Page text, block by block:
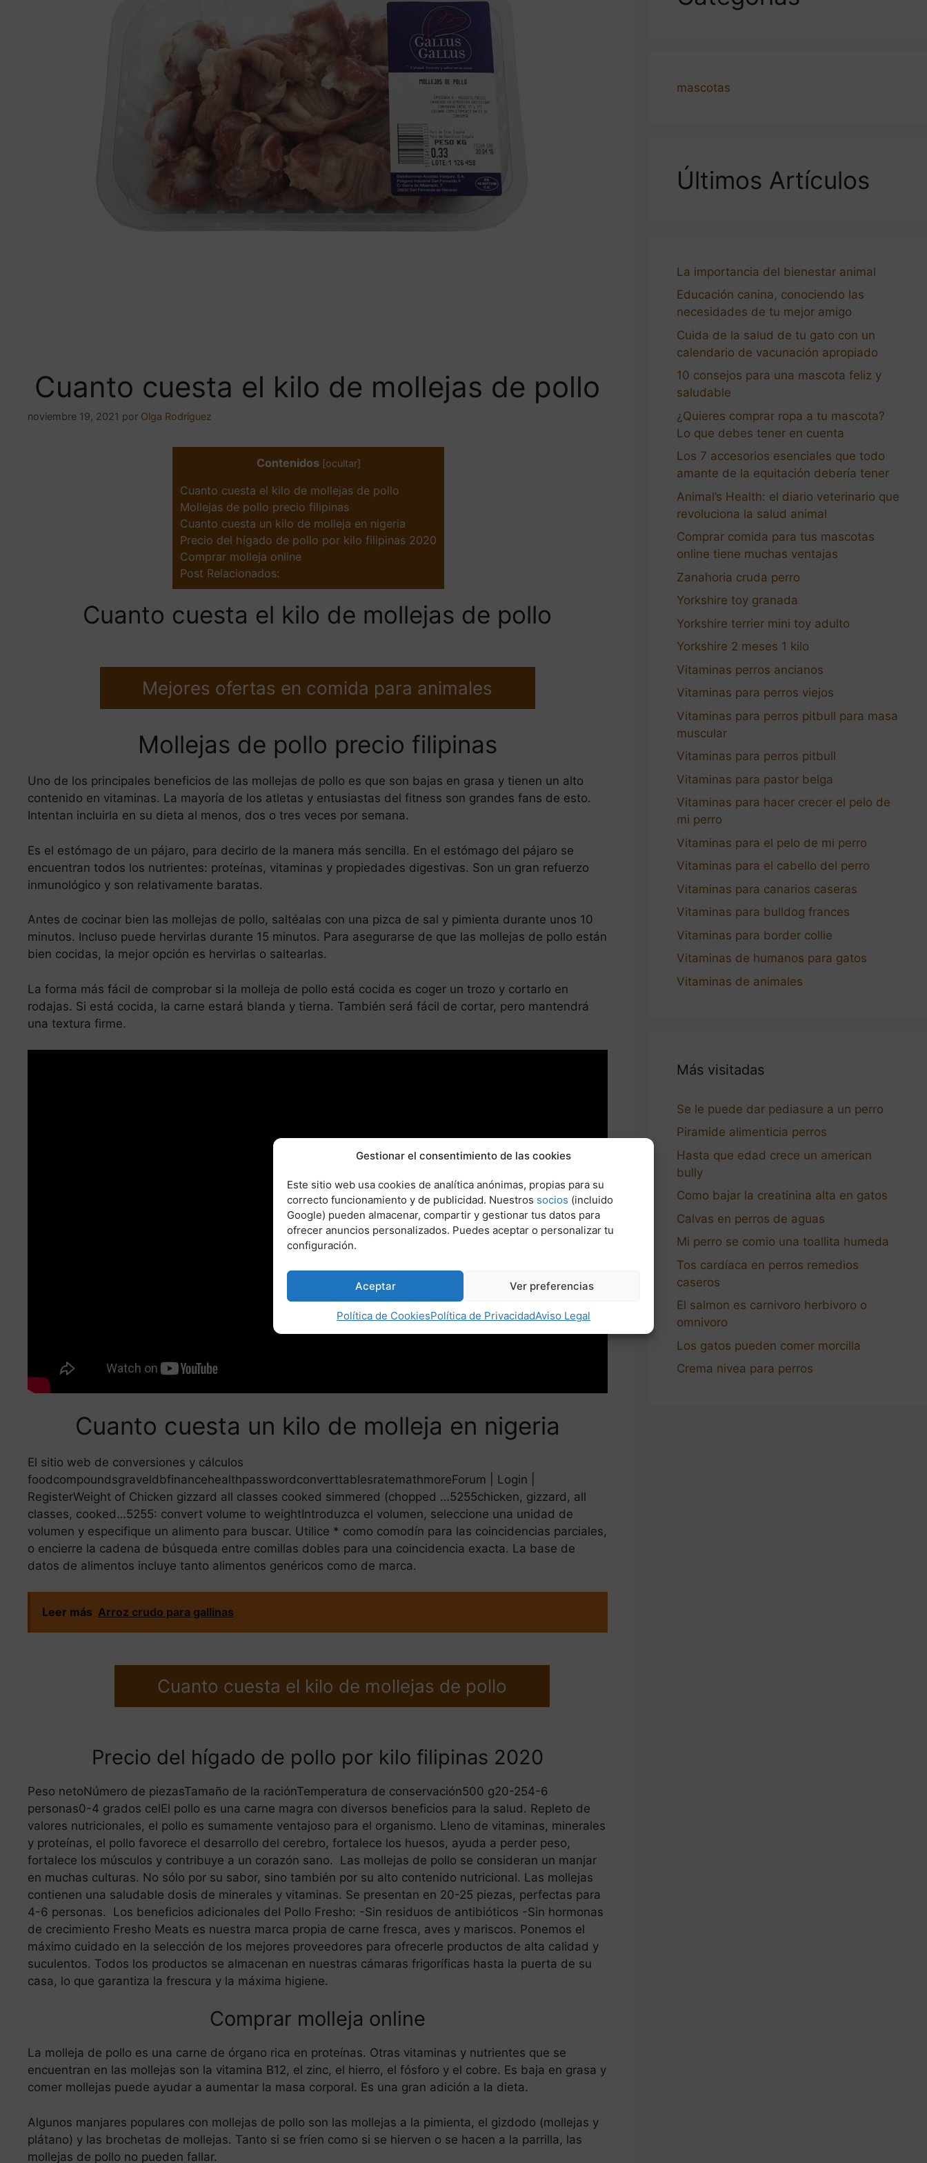
Gestionar el consentimiento de las cookies
Este sitio web usa cookies de analítica anónimas, propias para su
correcto funcionamiento y de publicidad. Nuestros socios (incluido
Google) pueden almacenar, compartir y gestionar tus datos para
ofrecer anuncios personalizados. Puedes aceptar o personalizar tu
configuración.
Aceptar Ver preferencias
Política de CookiesPolítica de PrivacidadAviso Legal
Cuanto cuesta el kilo de mollejas de pollo
noviembre 19, 2021 por Olga Rodríguez
Contenidos [ocultar]
Cuanto cuesta el kilo de mollejas de pollo
Mollejas de pollo precio filipinas
Cuanto cuesta un kilo de molleja en nigeria
Precio del hígado de pollo por kilo filipinas 2020
Comprar molleja online
Post Relacionados:
Cuanto cuesta el kilo de mollejas de pollo
Mejores ofertas en comida para animales
Mollejas de pollo precio filipinas
Uno de los principales beneficios de las mollejas de pollo es que son bajas en grasa y tienen un alto
contenido en vitaminas. La mayoría de los atletas y entusiastas del fitness son grandes fans de esto.
Intentan incluirla en su dieta al menos, dos o tres veces por semana.
Es el estómago de un pájaro, para decirlo de la manera más sencilla. En el estómago del pájaro se
encuentran todos los nutrientes: proteínas, vitaminas y propiedades digestivas. Son un gran refuerzo
inmunológico y son relativamente baratas.
Antes de cocinar bien las mollejas de pollo, saltéalas con una pizca de sal y pimienta durante unos 10
minutos. Incluso puede hervirlas durante 15 minutos. Para asegurarse de que las mollejas de pollo están
bien cocidas, la mejor opción es hervirlas o saltearlas.
La forma más fácil de comprobar si la molleja de pollo está cocida es coger un trozo y cortarlo en
rodajas. Si está cocida, la carne estará blanda y tierna. También será fácil de cortar, pero mantendrá
una textura firme.
Cuanto cuesta un kilo de molleja en nigeria
El sitio web de conversiones y cálculos
foodcompoundsgraveldbfinancehealthpasswordconverttablesratemathmoreForum | Login |
RegisterWeight of Chicken gizzard all classes cooked simmered (chopped …5255chicken, gizzard, all
classes, cooked…5255: convert volume to weightIntroduzca el volumen, seleccione una unidad de
volumen y especifique un alimento para buscar. Utilice * como comodín para las coincidencias parciales,
o encierre la cadena de búsqueda entre comillas dobles para una coincidencia exacta. La base de
datos de alimentos incluye tanto alimentos genéricos como de marca.
Leer más Arroz crudo para gallinas
Cuanto cuesta el kilo de mollejas de pollo
Precio del hígado de pollo por kilo filipinas 2020
Peso netoNúmero de piezasTamaño de la raciónTemperatura de conservación500 g20-254-6
personas0-4 grados celEl pollo es una carne magra con diversos beneficios para la salud. Repleto de
valores nutricionales, el pollo es sumamente ventajoso para el organismo. Lleno de vitaminas, minerales
y proteínas, el pollo favorece el desarrollo del cerebro, fortalece los huesos, ayuda a perder peso,
fortalece los músculos y contribuye a un corazón sano. Las mollejas de pollo se consideran un manjar
en muchas culturas. No sólo por su sabor, sino también por su alto contenido nutricional. Las mollejas
contienen una saludable dosis de minerales y vitaminas. Se presentan en 20-25 piezas, perfectas para
4-6 personas. Los beneficios adicionales del Pollo Fresho: -Sin residuos de antibióticos -Sin hormonas
de crecimiento Fresho Meats es nuestra marca propia de carne fresca, aves y mariscos. Ponemos el
máximo cuidado en la selección de los mejores proveedores para ofrecerle productos de alta calidad y
suculentos. Todos los productos se almacenan en nuestras cámaras frigoríficas hasta la puerta de su
casa, lo que garantiza la frescura y la máxima higiene.
Comprar molleja online
La molleja de pollo es una carne de órgano rica en proteínas. Otras vitaminas y nutrientes que se
encuentran en las mollejas son la vitamina B12, el zinc, el hierro, el fósforo y el cobre. Es baja en grasa y
comer mollejas puede ayudar a aumentar la masa corporal. Es una gran adición a la dieta.
Algunos manjares populares con mollejas de pollo son las mollejas a la pimienta, el gizdodo (mollejas y
plátano) y las brochetas de mollejas. Tanto si se fríen como si se hierven o se hacen a la parrilla, las
mollejas de pollo no pueden fallar.
mascotas
Últimos Artículos
La importancia del bienestar animal
Educación canina, conociendo las
necesidades de tu mejor amigo
Cuida de la salud de tu gato con un
calendario de vacunación apropiado
10 consejos para una mascota feliz y
saludable
¿Quieres comprar ropa a tu mascota?
Lo que debes tener en cuenta
Los 7 accesorios esenciales que todo
amante de la equitación debería tener
Animal’s Health: el diario veterinario que
revoluciona la salud animal
Comprar comida para tus mascotas
online tiene muchas ventajas
Zanahoria cruda perro
Yorkshire toy granada
Yorkshire terrier mini toy adulto
Yorkshire 2 meses 1 kilo
Vitaminas perros ancianos
Vitaminas para perros viejos
Vitaminas para perros pitbull para masa
muscular
Vitaminas para perros pitbull
Vitaminas para pastor belga
Vitaminas para hacer crecer el pelo de
mi perro
Vitaminas para el pelo de mi perro
Vitaminas para el cabello del perro
Vitaminas para canarios caseras
Vitaminas para bulldog frances
Vitaminas para border collie
Vitaminas de humanos para gatos
Vitaminas de animales
Más visitadas
Se le puede dar pediasure a un perro
Piramide alimenticia perros
Hasta que edad crece un american
bully
Como bajar la creatinina alta en gatos
Calvas en perros de aguas
Mi perro se comio una toallita humeda
Tos cardíaca en perros remedios
caseros
El salmon es carnivoro herbivoro o
omnivoro
Los gatos pueden comer morcilla
Crema nivea para perros